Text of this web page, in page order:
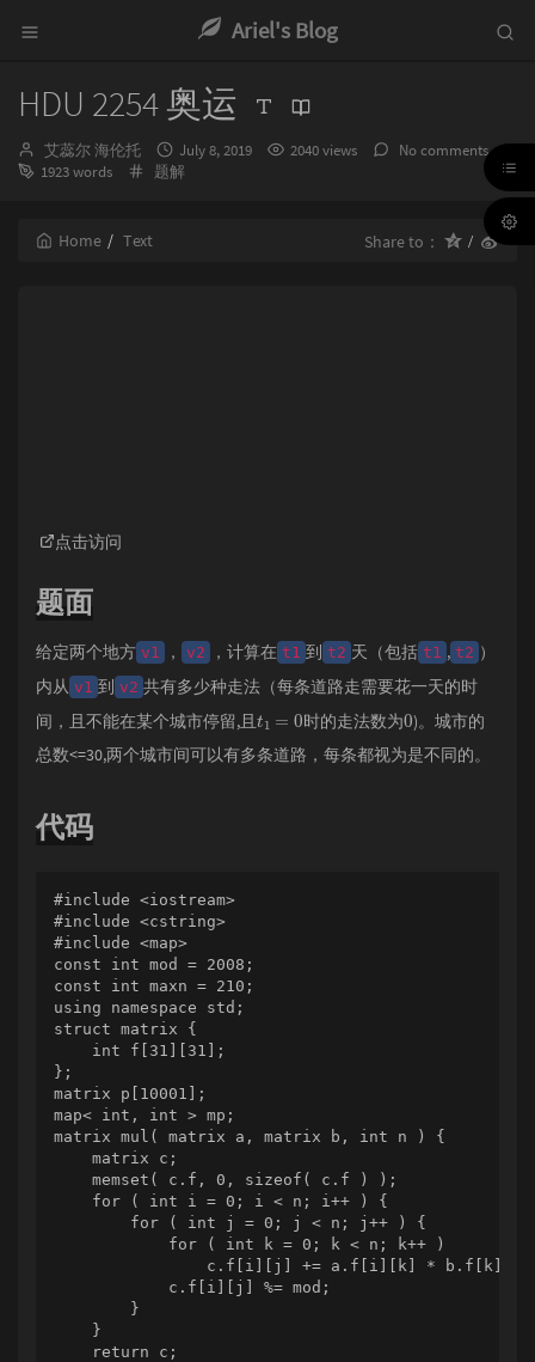
Ariel's Blog
HDU 2254 奥运
Author：
艾蕊尔 海伦托
发
布
July 8, 2019 2040 views
No comments
1923 words
Categories：
题解
Home Text Share to：
点击访问
题面
给定两个地方 v1 ， v2 ，计算在 t1 到 t2 天（包括 t1 , t2 ）
内从 v1 到 v2 共有多少种走法（每条道路走需要花一天的时
间，且不能在某个城市停留,且 t 时的走法数为0)。城市的
总数<=30,两个城市间可以有多条道路，每条都视为是不同的。
代码
#include <iostream>
#include <cstring>
#include <map>
const int mod = 2008;
const int maxn = 210;
using namespace std;
struct matrix {
    int f[31][31];
};
matrix p[10001];
map< int, int > mp;
matrix mul( matrix a, matrix b, int n ) {
    matrix c;
    memset( c.f, 0, sizeof( c.f ) );
    for ( int i = 0; i < n; i++ ) {
        for ( int j = 0; j < n; j++ ) {
            for ( int k = 0; k < n; k++ )
c.f[i][j] += a.f[i][k] *
            c.f[i][j] %= mod;
        }
    }
    return c;